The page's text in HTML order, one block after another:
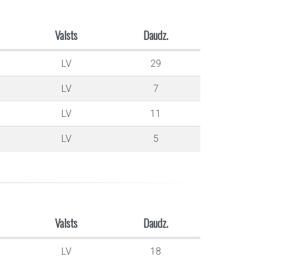
Valsts Daudz.
LV 29
LV 7
LV 11
LV 5
Valsts Daudz.
LV 18